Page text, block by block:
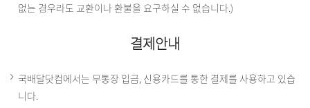
없는 경우라도 교환이나 환불을 요구하실 수 없습니다.)
결제안내
국배달닷컴에서는 무통장 입금, 신용카드를 통한 결제를 사용하고 있습
니다.